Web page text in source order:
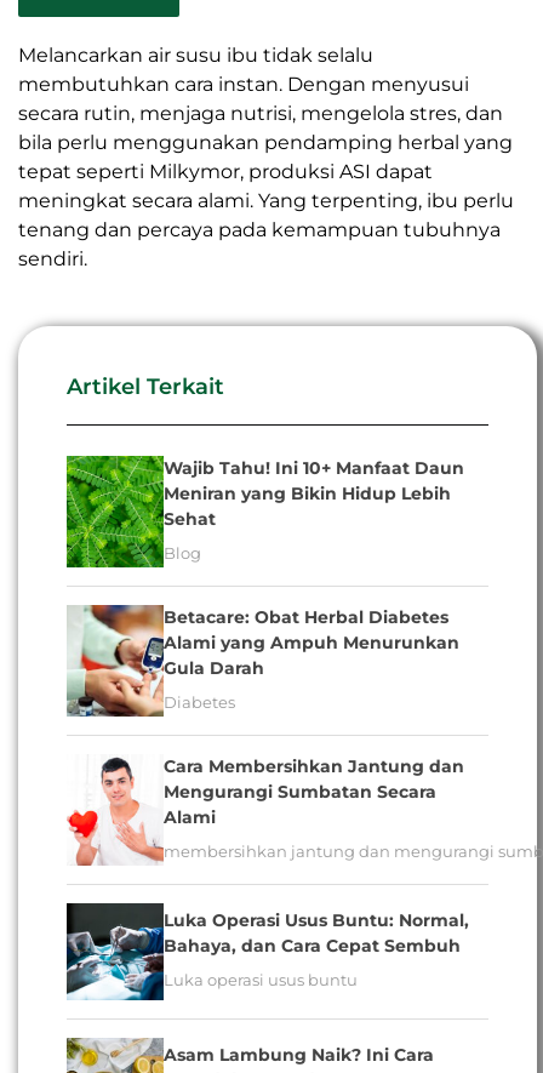
Beli Disini
Melancarkan air susu ibu tidak selalu membutuhkan cara instan.
Dengan menyusui secara rutin, menjaga nutrisi, mengelola stres,
dan bila perlu menggunakan pendamping herbal yang tepat seperti
tubuhnya sendiri.
Wajib Tahu! Ini 10+ Manfaat Daun Meniran
yang Bikin Hidup Lebih Sehat
Blog
Betacare: Obat Herbal Diabetes Alami yang
Ampuh Menurunkan Gula Darah
Diabetes
Cara Membersihkan Jantung dan
Mengurangi Sumbatan Secara Alami
membersihkan jantung dan mengurangi sumbatan
Luka Operasi Usus Buntu: Normal, Bahaya,
dan Cara Cepat Sembuh
Luka operasi usus buntu
Asam Lambung Naik? Ini Cara Meredakannya